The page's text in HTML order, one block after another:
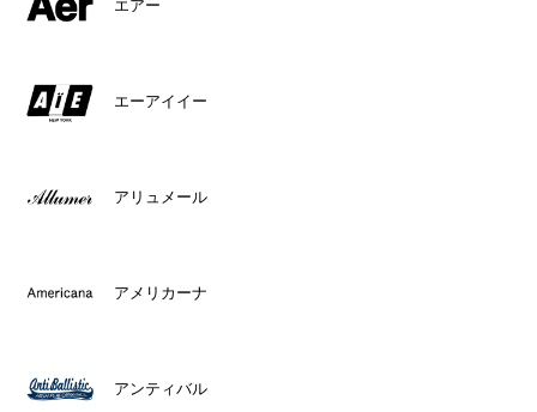
エアー
エーアイイー
アリュメール
アメリカーナ
アンティバル